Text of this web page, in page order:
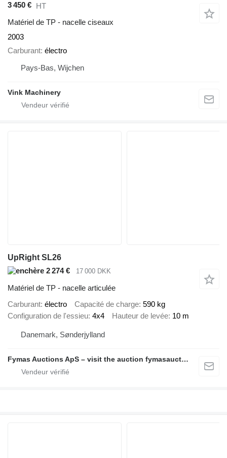
3 450 € HT
Matériel de TP - nacelle ciseaux
2003
Carburant électro
Pays-Bas, Wijchen
Vink Machinery
UpRight SL26
2 274 €
17 000 DKK
Matériel de TP - nacelle articulée
Carburant électro Capacité de charge 590 kg
Configuration de l'essieu 4x4 Hauteur de levée 10 m
Danemark, Sønderjylland
Fymas Auctions ApS – visit the auction fymasauctions.dk